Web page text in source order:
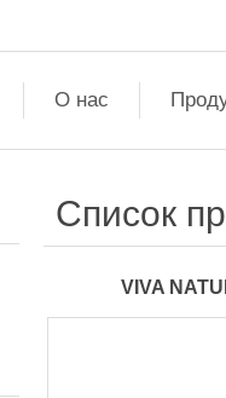
О нас
Список
VIVA